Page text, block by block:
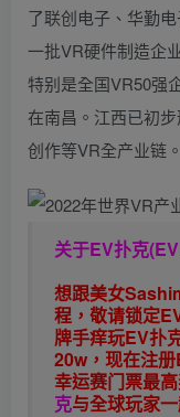
了联创电子、华勤
一批VR硬件制造企
特别是全国VR50强
在南昌。江西已初
创作等VR全产业链。
关于EV扑克
想跟美女
程， 敬请锁定
牌手痒玩EV扑
20w，现在注册
幸运赛门票最
克与全球玩家